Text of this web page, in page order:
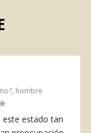
, hombre
este es­tado tan